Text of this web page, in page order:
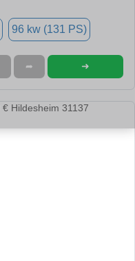
96 kw (131 PS)
➦ ➜